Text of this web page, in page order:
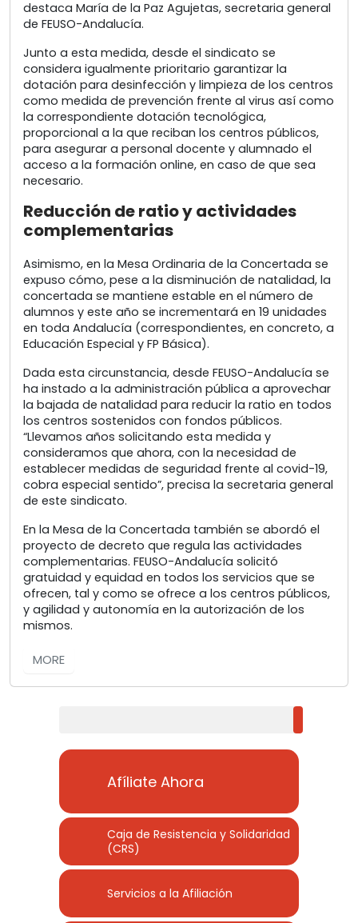
destaca María de la Paz Agujetas, secretaria general
de FEUSO-Andalucía.
Junto a esta medida, desde el sindicato se
considera igualmente prioritario garantizar la
dotación para desinfección y limpieza de los centros
como medida de prevención frente al virus así como
la correspondiente dotación tecnológica,
proporcional a la que reciban los centros públicos,
para asegurar a personal docente y alumnado el
acceso a la formación online, en caso de que sea
necesario.
Reducción de ratio y actividades
complementarias
Asimismo, en la Mesa Ordinaria de la Concertada se
expuso cómo, pese a la disminución de natalidad, la
concertada se mantiene estable en el número de
alumnos y este año se incrementará en 19 unidades
en toda Andalucía (correspondientes, en concreto, a
Educación Especial y FP Básica).
Dada esta circunstancia, desde FEUSO-Andalucía se
ha instado a la administración pública a aprovechar
la bajada de natalidad para reducir la ratio en todos
los centros sostenidos con fondos públicos.
“Llevamos años solicitando esta medida y
consideramos que ahora, con la necesidad de
establecer medidas de seguridad frente al covid-19,
cobra especial sentido”, precisa la secretaria general
de este sindicato.
En la Mesa de la Concertada también se abordó el
proyecto de decreto que regula las actividades
complementarias. FEUSO-Andalucía solicitó
gratuidad y equidad en todos los servicios que se
ofrecen, tal y como se ofrece a los centros públicos,
y agilidad y autonomía en la autorización de los
mismos.
MORE
Afíliate Ahora
Caja de Resistencia y Solidaridad
(CRS)
Servicios a la Afiliación